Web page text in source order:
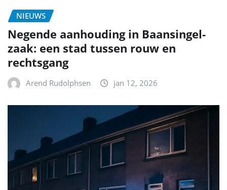
NIEUWS
Negende aanhouding in Baansingel-
zaak: een stad tussen rouw en
rechtsgang
Arend Rudolphsen jan 12, 2026